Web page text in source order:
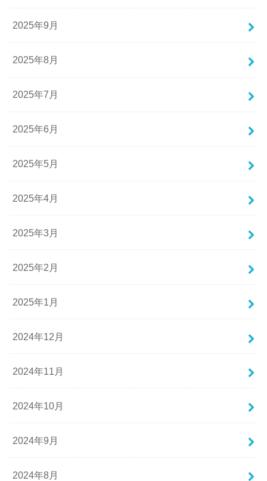
2025年9月
2025年8月
2025年7月
2025年6月
2025年5月
2025年4月
2025年3月
2025年2月
2025年1月
2024年12月
2024年11月
2024年10月
2024年9月
2024年8月